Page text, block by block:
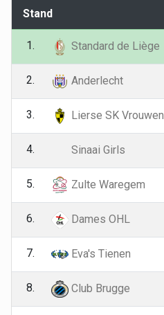
Stand
1. Standard de Liège
2. Anderlecht
3. Lierse SK Vrouwen
4. Sinaai Girls
5. Zulte Waregem
6. Dames OHL
7. Eva's Tienen
8. Club Brugge